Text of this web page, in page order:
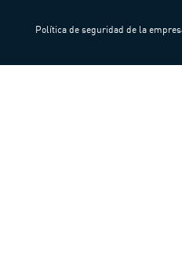
Política de seguridad de la